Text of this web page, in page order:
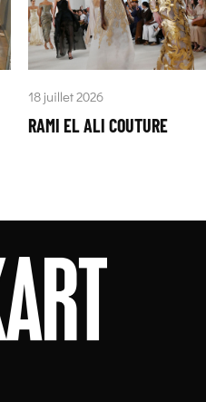
18 juillet 2026
RAMI EL ALI COUTURE